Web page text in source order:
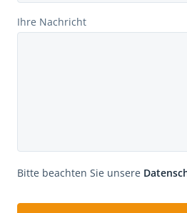
Ihre Nachricht
Bitte beachten Sie unsere